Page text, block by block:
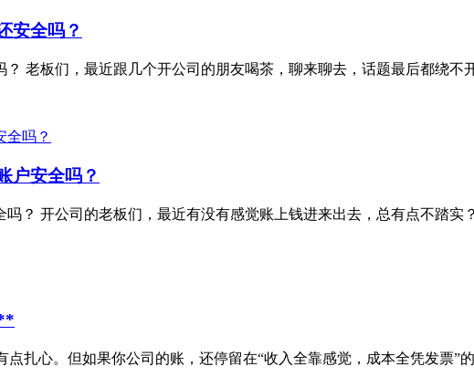
安全吗？
老板们，最近跟几个开公司的朋友喝茶，聊来聊去，话题最后都绕不
户安全吗？
？ 开公司的老板们，最近有没有感觉账上钱进来出去，总有点不踏实
扎心。但如果你公司的账，还停留在“收入全靠感觉，成本全凭发票”